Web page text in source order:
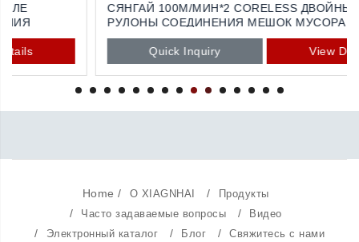
СЯНГАЙ 100М/МИН*2 CORELESS ДВОЙНЫЕ ЛИНИИ
РУЛОНЫ СОЕДИНЕНИЯ МЕШОК МУСОРА ДЕЛАЯ
МАШИНЫ
Home / О XIAGNHAI / Продукты
/ Часто задаваемые вопросы / Видео
/ Электронный каталог / Блог / Свяжитесь с нами